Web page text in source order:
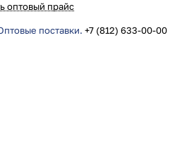
оптовый прайс
поставки. +7 (812) 633-00-00